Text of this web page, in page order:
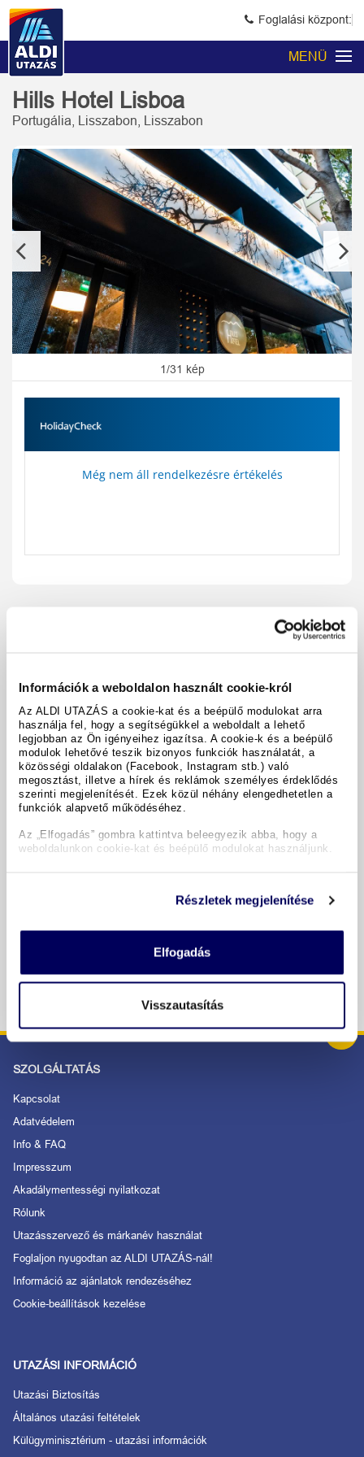
Információk a weboldalon használt cookie-król
Az ALDI UTAZÁS a cookie-kat és a beépülő modulokat arra
használja fel, hogy a segítségükkel a weboldalt a lehető
legjobban az Ön igényeihez igazítsa. A cookie-k és a beépülő
modulok lehetővé teszik bizonyos funkciók használatát, a
közösségi oldalakon (Facebook, Instagram stb.) való
megosztást, illetve a hírek és reklámok személyes érdeklődés
szerinti megjelenítését. Ezek közül néhány elengedhetetlen a
funkciók alapvető működéséhez.
Az „Elfogadás” gombra kattintva beleegyezik abba, hogy a
weboldalunkon cookie-kat és beépülő modulokat használjunk.
Részletek megjelenítése
Elfogadás
Visszautasítás
Foglalási központ:
MENÜ
Hills Hotel Lisboa
Portugália, Lisszabon, Lisszabon
Previous
1/31 kép
Next
Még nem áll rendelkezésre értékelés
megosztás
Felszereltség és tények
A hotel részletei
Időpontok & árak
BIZTONSÁGOS RENDELÉS ÉS FIZETÉS
SZOLGÁLTATÁS
Kapcsolat
Adatvédelem
Info & FAQ
Impresszum
Akadálymentességi nyilatkozat
Rólunk
Utazásszervező és márkanév használat
Foglaljon nyugodtan az ALDI UTAZÁS-nál!
Információ az ajánlatok rendezéséhez
Cookie-beállítások kezelése
UTAZÁSI INFORMÁCIÓ
Utazási Biztosítás
Általános utazási feltételek
Külügyminisztérium - utazási információk